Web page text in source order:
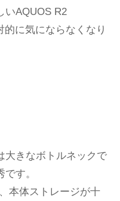
いAQUOS R2
に気にならなくなり
大きなボトルネックで
す。
本体ストレージが十